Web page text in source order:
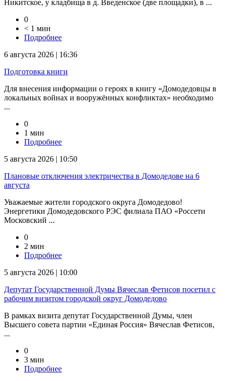
Никитское, у кладбища в д. Введенское (две площадки), в ...
0
< 1 мин
Подробнее
6 августа 2026 | 16:36
Подготовка книги
Для внесения информации о героях в книгу «Домодедовцы в
локальных войнах и вооружённых конфликтах» необходимо
...
0
1 мин
Подробнее
5 августа 2026 | 10:50
Плановые отключения электричества в Домодедове на 6
августа
Уважаемые жители городского округа Домодедово!
Энергетики Домодедовского РЭС филиала ПАО «Россети
Московский ...
0
2 мин
Подробнее
5 августа 2026 | 10:00
Депутат Государственной Думы Вячеслав Фетисов посетил с
рабочим визитом городской округ Домодедово
В рамках визита депутат Государственной Думы, член
Высшего совета партии «Единая Россия» Вячеслав Фетисов,
...
0
3 мин
Подробнее